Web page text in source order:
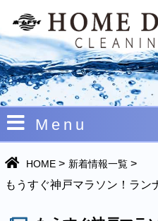
Menu
HOME > 新着情報一覧 >
もうすぐ神戸マラソン！ラ